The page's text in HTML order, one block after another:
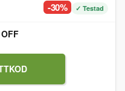
-30% ✓ Testad